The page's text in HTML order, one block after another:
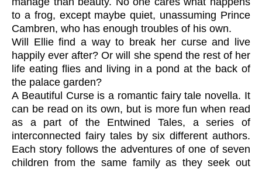
to a frog, except maybe quiet, unassuming Prince
Cambren, who has enough troubles of his own.
Will Ellie find a way to break her curse and live
happily ever after? Or will she spend the rest of her
life eating flies and living in a pond at the back of
the palace garden?
A Beautiful Curse is a romantic fairy tale novella. It
can be read on its own, but is more fun when read
as a part of the Entwined Tales, a series of
interconnected fairy tales by six different authors.
Each story follows the adventures of one of seven
children from the same family as they seek out